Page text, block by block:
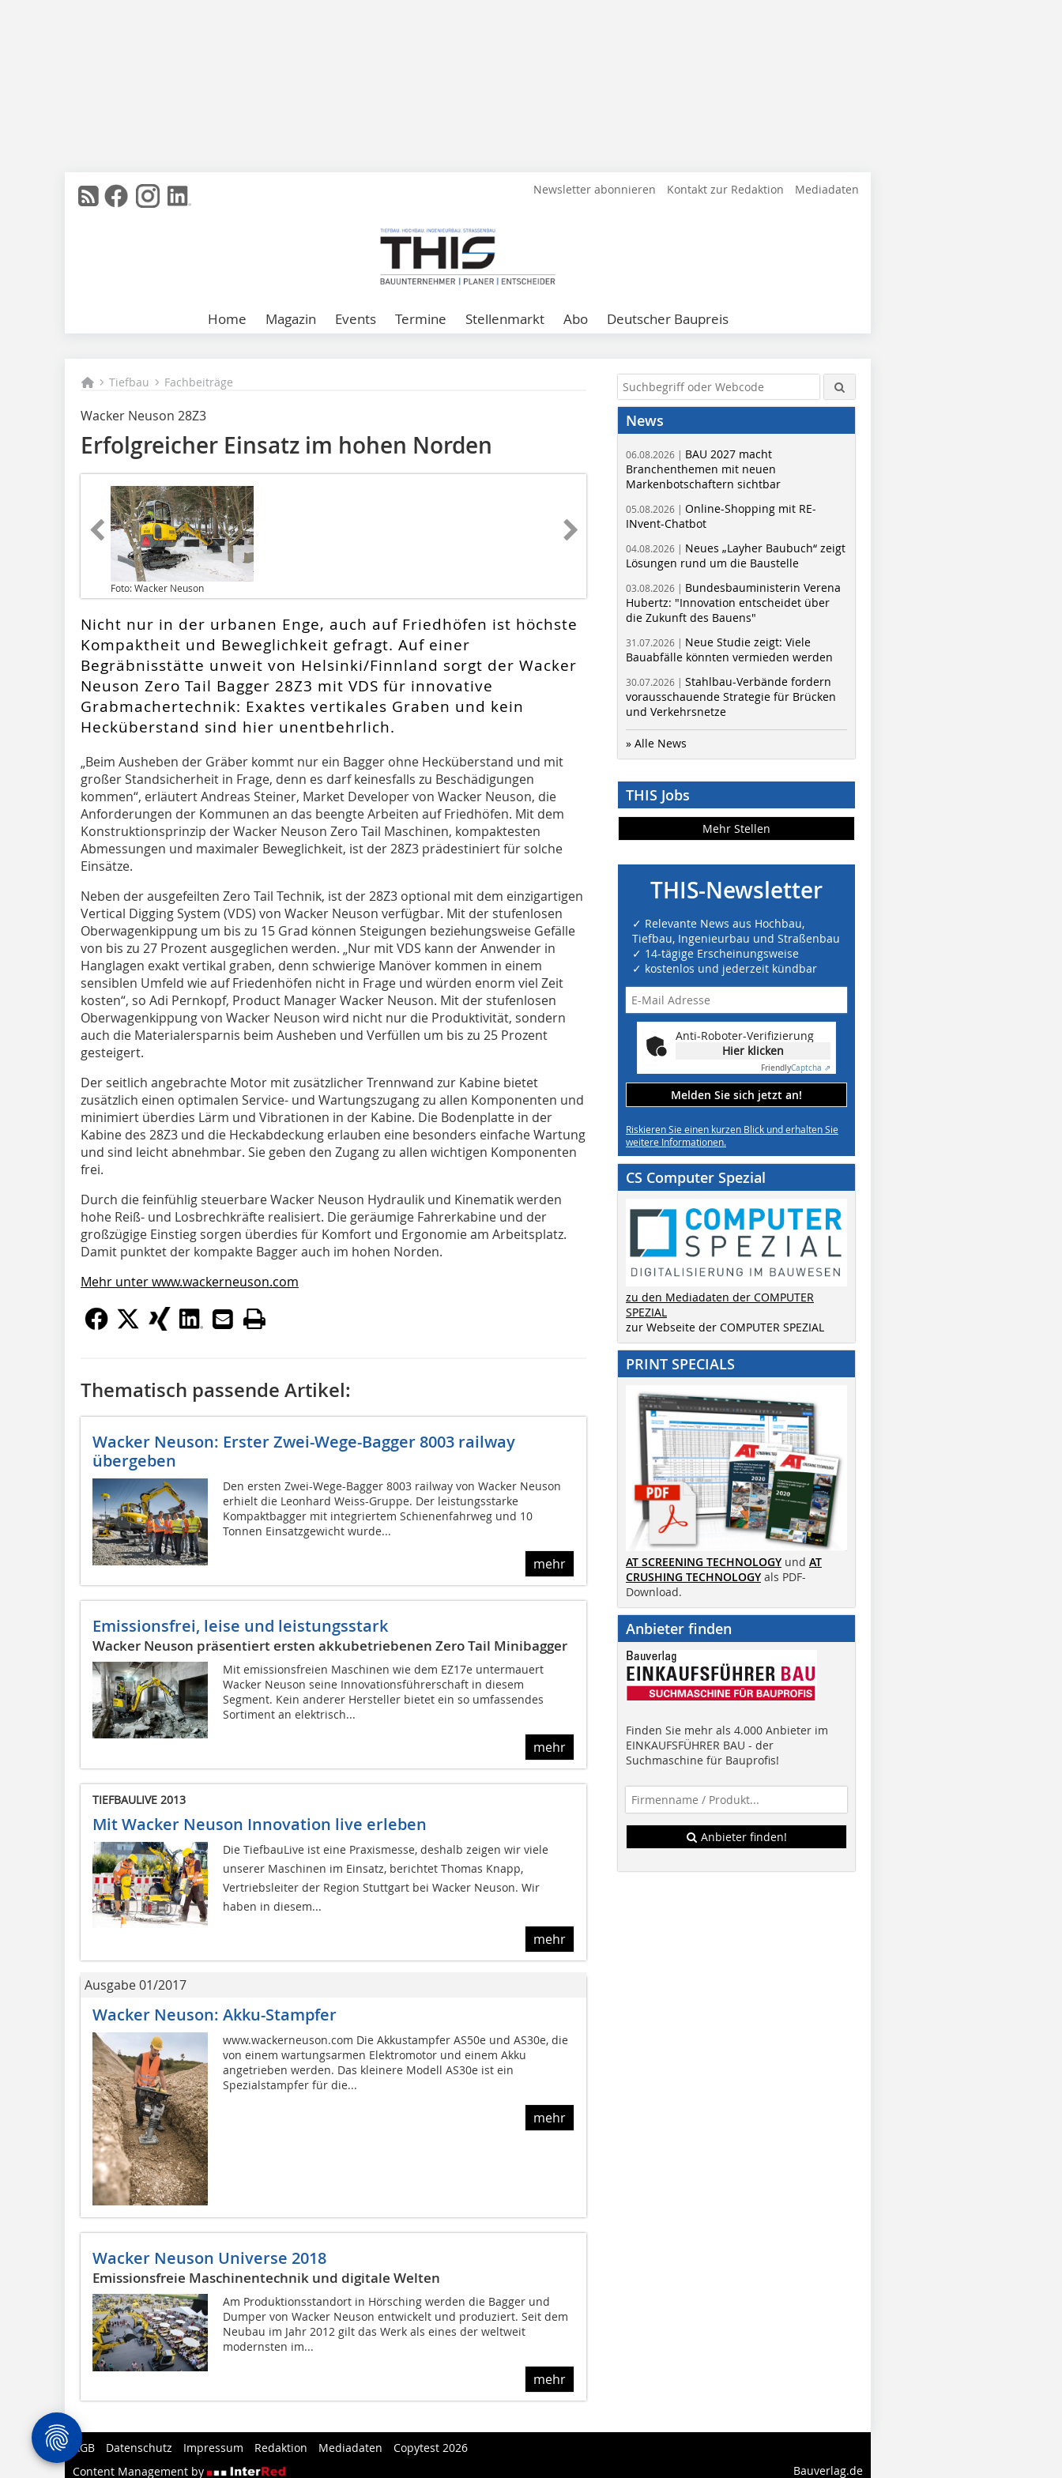
Newsletter abonnieren Kontakt zur Redaktion Mediadaten
Home Magazin Events Termine Stellenmarkt Abo Deutscher Baupreis
Tiefbau Fachbeiträge
Wacker Neuson 28Z3
Erfolgreicher Einsatz im hohen Norden
Foto: Wacker Neuson
Nicht nur in der urbanen Enge, auch auf Friedhöfen ist höchste
Kompaktheit und Beweglichkeit gefragt. Auf einer
Begräbnisstätte unweit von Helsinki/Finnland sorgt der Wacker
Neuson Zero Tail Bagger 28Z3 mit VDS für innovative
Grabmachertechnik: Exaktes vertikales Graben und kein
Hecküberstand sind hier unentbehrlich.
„Beim Ausheben der Gräber kommt nur ein Bagger ohne Hecküberstand und mit
großer Standsicherheit in Frage, denn es darf keinesfalls zu Beschädigungen
kommen“, erläutert Andreas Steiner, Market Developer von Wacker Neuson, die
Anforderungen der Kommunen an das beengte Arbeiten auf Friedhöfen. Mit dem
Konstruktionsprinzip der Wacker Neuson Zero Tail Maschinen, kompaktesten
Abmessungen und maximaler Beweglichkeit, ist der 28Z3 prädestiniert für solche
Einsätze.
Neben der ausgefeilten Zero Tail Technik, ist der 28Z3 optional mit dem einzigartigen
Vertical Digging System (VDS) von Wacker Neuson verfügbar. Mit der stufenlosen
Oberwagenkippung um bis zu 15 Grad können Steigungen beziehungsweise Gefälle
von bis zu 27 Prozent ausgeglichen werden. „Nur mit VDS kann der Anwender in
Hanglagen exakt vertikal graben, denn schwierige Manöver kommen in einem
sensiblen Umfeld wie auf Friedenhöfen nicht in Frage und würden enorm viel Zeit
kosten“, so Adi Pernkopf, Product Manager Wacker Neuson. Mit der stufenlosen
Oberwagenkippung von Wacker Neuson wird nicht nur die Produktivität, sondern
auch die Materialersparnis beim Ausheben und Verfüllen um bis zu 25 Prozent
gesteigert.
Der seitlich angebrachte Motor mit zusätzlicher Trennwand zur Kabine bietet
zusätzlich einen optimalen Service- und Wartungszugang zu allen Komponenten und
minimiert überdies Lärm und Vibrationen in der Kabine. Die Bodenplatte in der
Kabine des 28Z3 und die Heckabdeckung erlauben eine besonders einfache Wartung
und sind leicht abnehmbar. Sie geben den Zugang zu allen wichtigen Komponenten
frei.
Durch die feinfühlig steuerbare Wacker Neuson Hydraulik und Kinematik werden
hohe Reiß- und Losbrechkräfte realisiert. Die geräumige Fahrerkabine und der
großzügige Einstieg sorgen überdies für Komfort und Ergonomie am Arbeitsplatz.
Damit punktet der kompakte Bagger auch im hohen Norden.
Mehr unter www.wackerneuson.com
Thematisch passende Artikel:
Wacker Neuson: Erster Zwei-Wege-Bagger 8003 railway
übergeben
Den ersten Zwei-Wege-Bagger 8003 railway von Wacker Neuson
erhielt die Leonhard Weiss-Gruppe. Der leistungsstarke
Kompaktbagger mit integriertem Schienenfahrweg und 10
Tonnen Einsatzgewicht wurde...
mehr
Emissionsfrei, leise und leistungsstark
Wacker Neuson präsentiert ersten akkubetriebenen Zero Tail Minibagger
Mit emissionsfreien Maschinen wie dem EZ17e untermauert
Wacker Neuson seine Innovationsführerschaft in diesem
Segment. Kein anderer Hersteller bietet ein so umfassendes
Sortiment an elektrisch...
mehr
TIEFBAULIVE 2013
Mit Wacker Neuson Innovation live erleben
Die TiefbauLive ist eine Praxismesse, deshalb zeigen wir viele
unserer Maschinen im Einsatz, berichtet Thomas Knapp,
Vertriebsleiter der Region Stuttgart bei Wacker Neuson. Wir
haben in diesem...
mehr
Ausgabe 01/2017
Wacker Neuson: Akku-Stampfer
www.wackerneuson.com Die Akkustampfer AS50e und AS30e, die
von einem wartungsarmen Elektromotor und einem Akku
angetrieben werden. Das kleinere Modell AS30e ist ein
Spezialstampfer für die...
mehr
Wacker Neuson Universe 2018
Emissionsfreie Maschinentechnik und digitale Welten
Am Produktionsstandort in Hörsching werden die Bagger und
Dumper von Wacker Neuson entwickelt und produziert. Seit dem
Neubau im Jahr 2012 gilt das Werk als eines der weltweit
modernsten im...
mehr
News
06.08.2026 | BAU 2027 macht
Branchenthemen mit neuen
Markenbotschaftern sichtbar
05.08.2026 | Online-Shopping mit RE-
INvent-Chatbot
04.08.2026 | Neues „Layher Baubuch“ zeigt
Lösungen rund um die Baustelle
03.08.2026 | Bundesbauministerin Verena
Hubertz: "Innovation entscheidet über
die Zukunft des Bauens"
31.07.2026 | Neue Studie zeigt: Viele
Bauabfälle könnten vermieden werden
30.07.2026 | Stahlbau-Verbände fordern
vorausschauende Strategie für Brücken
und Verkehrsnetze
» Alle News
THIS Jobs
Mehr Stellen
THIS-Newsletter
✓ Relevante News aus Hochbau,
Tiefbau, Ingenieurbau und Straßenbau
✓ 14-tägige Erscheinungsweise
✓ kostenlos und jederzeit kündbar
Anti-Roboter-Verifizierung
Hier klicken
FriendlyCaptcha ⇗
Melden Sie sich jetzt an!
Riskieren Sie einen kurzen Blick und erhalten Sie
weitere Informationen.
CS Computer Spezial
zu den Mediadaten der COMPUTER
SPEZIAL
zur Webseite der COMPUTER SPEZIAL
PRINT SPECIALS
AT SCREENING TECHNOLOGY und AT
CRUSHING TECHNOLOGY als PDF-
Download.
Anbieter finden
Finden Sie mehr als 4.000 Anbieter im
EINKAUFSFÜHRER BAU - der
Suchmaschine für Bauprofis!
Anbieter finden!
AGB Datenschutz Impressum Redaktion Mediadaten
Copytest 2026
Content Management by
Bauverlag.de